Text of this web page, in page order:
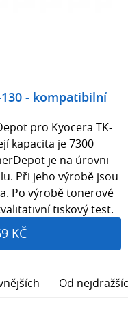
- kompatibilní
pro Kyocera TK-
kapacita je 7300
je na úrovni
Při jeho výrobě jsou
Po výrobě tonerové
tiskový test.
KČ
Od